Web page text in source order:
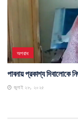
অপরাধ
পাবনায় প্রকাশ্য দিবালোকে
জুলাই ২৮, ২০২৫